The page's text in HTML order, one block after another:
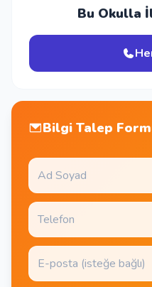
Bu Okulla
Bilgi Talep